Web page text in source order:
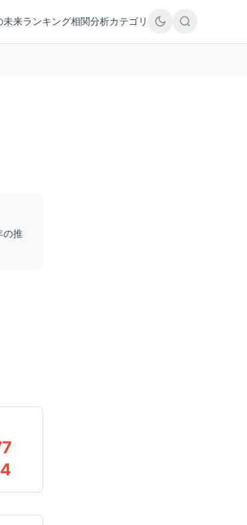
未来ランキング相関分析カテゴリ
の推